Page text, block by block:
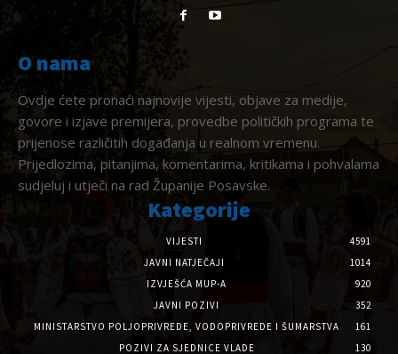
O nama
Ovdje ćete pronaći najnovije vijesti, objave za medije,
govore i izjave premijera, provedbe političkih programa te
prijenose različitih događanja u realnom vremenu.
Prijedlozima, pitanjima, komentarima, kritikama i pohvalama
sudjeluj i utječi na rad Županije Posavske.
Kategorije
VIJESTI
4591
JAVNI NATJEČAJI
1014
IZVJEŠĆA MUP-A
920
JAVNI POZIVI
352
MINISTARSTVO POLJOPRIVREDE, VODOPRIVREDE I ŠUMARSTVA
161
POZIVI ZA SJEDNICE VLADE
130